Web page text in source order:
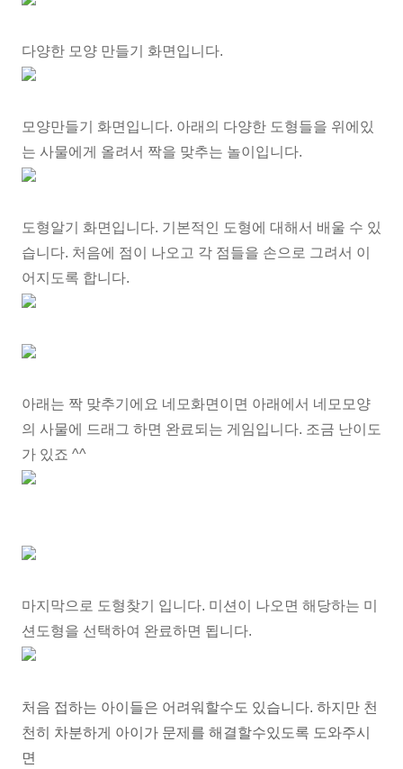
다양한 모양 만들기 화면입니다.
모양만들기 화면입니다. 아래의 다양한 도형들을 위에있
는 사물에게 올려서 짝을 맞추는 놀이입니다.
도형알기 화면입니다. 기본적인 도형에 대해서 배울 수 있
습니다. 처음에 점이 나오고 각 점들을 손으로 그려서 이
어지도록 합니다.
아래는 짝 맞추기에요 네모화면이면 아래에서 네모모양
의 사물에 드래그 하면 완료되는 게임입니다. 조금 난이도
가 있죠 ^^
마지막으로 도형찾기 입니다. 미션이 나오면 해당하는 미
션도형을 선택하여 완료하면 됩니다.
처음 접하는 아이들은 어려워할수도 있습니다. 하지만 천
천히 차분하게 아이가 문제를 해결할수있도록 도와주시
면